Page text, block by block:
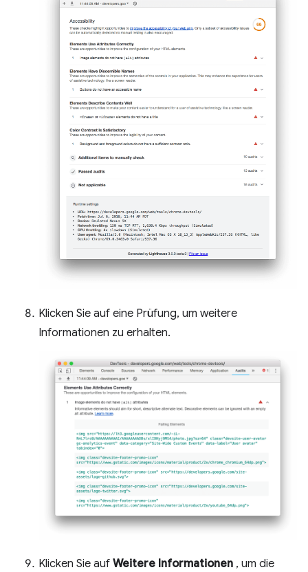
Klicken Sie auf eine Prüfung, um weitere
Informationen zu erhalten.
Klicken Sie auf Weitere Informationen , um die